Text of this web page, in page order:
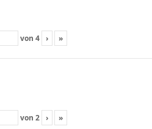
von 4 › »
von 2 › »